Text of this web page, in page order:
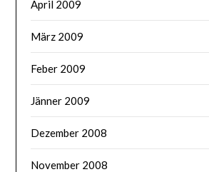
April 2009
März 2009
Feber 2009
Jänner 2009
Dezember 2008
November 2008